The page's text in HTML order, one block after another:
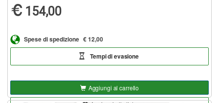
154,00
Spese di spedizione € 12,00
Tempi di evasione
Aggiungi al carrello